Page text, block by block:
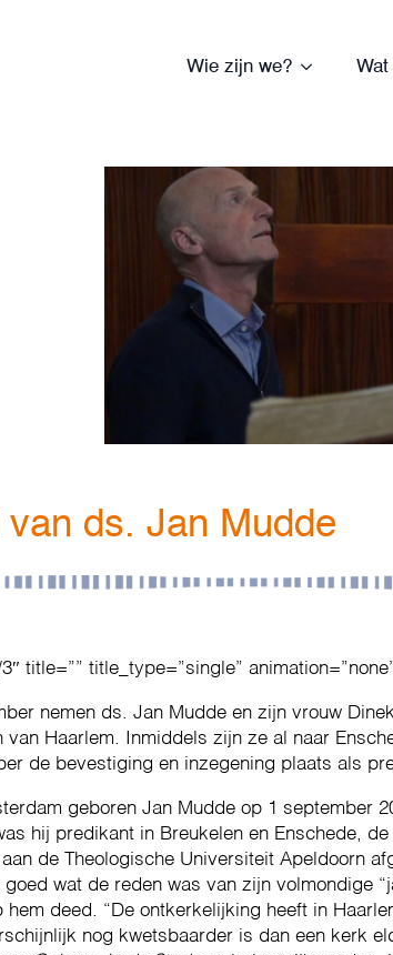
Wie zijn we? Wat
ds. Jan Mudde
title=”” title_type=”single”
nemen ds. Jan Mudde en zijn vrouw
van Haarlem. Inmiddels zijn ze al naar
de bevestiging en inzegening plaats als
geboren Jan Mudde op 1 september
hij predikant in Breukelen en Enschede,
de Theologische Universiteit Apeldoorn
goed wat de reden was van zijn volmondige
hem deed. “De ontkerkelijking heeft in
nog kwetsbaarder is dan een kerk